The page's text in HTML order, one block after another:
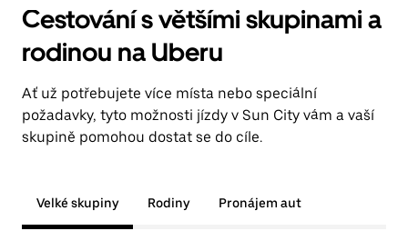
Cestování s většími skupinami a
rodinou na Uberu
Ať už potřebujete více místa nebo speciální
požadavky, tyto možnosti jízdy v Sun City vám a vaší
skupině pomohou dostat se do cíle.
Velké skupiny Rodiny Pronájem aut